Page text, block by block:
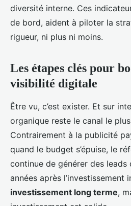
diversité interne. Ces
de bord, aident à piloter la
rigueur, ni plus ni moins.
Les étapes clés pour
visibilité digitale
Être vu, c’est exister. Et sur
organique reste le canal le
Contrairement à la publicité
quand le budget s’épuise, le
continue de générer des leads
années après l’investissement
investissement long terme,